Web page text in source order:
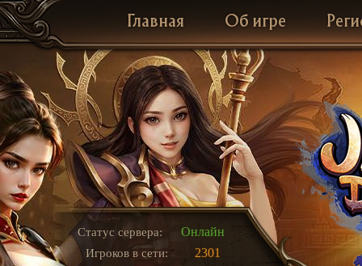
Главная Об игре
Статус сервера: Онлайн
Игроков в сети: 2301